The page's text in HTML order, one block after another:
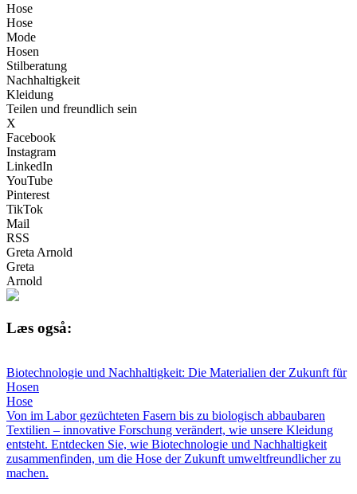
Hose
Hose
Mode
Hosen
Stilberatung
Nachhaltigkeit
Kleidung
Teilen und freundlich sein
X
Facebook
Instagram
LinkedIn
YouTube
Pinterest
TikTok
Mail
RSS
Greta Arnold
Greta
Arnold
Læs også:
Biotechnologie und Nachhaltigkeit: Die Materialien der Zukunft für
Hosen
Hose
Von im Labor gezüchteten Fasern bis zu biologisch abbaubaren
Textilien – innovative Forschung verändert, wie unsere Kleidung
entsteht. Entdecken Sie, wie Biotechnologie und Nachhaltigkeit
zusammenfinden, um die Hose der Zukunft umweltfreundlicher zu
machen.